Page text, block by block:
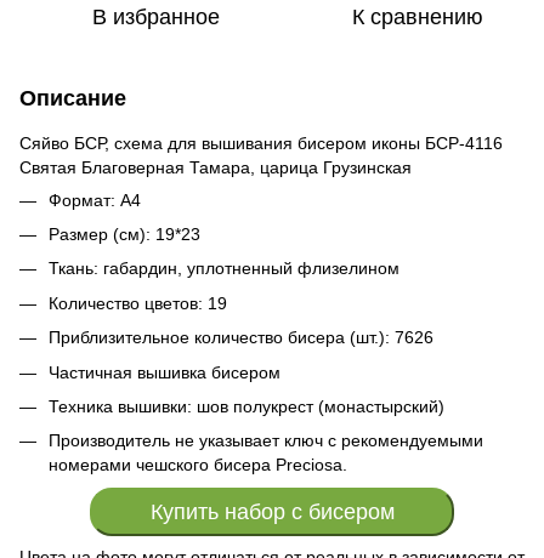
В избранное К сравнению
Описание
Сяйво БСР, схема для вышивания бисером иконы БСР-4116
Святая Благоверная Тамара, царица Грузинская
Формат: А4
Размер (см): 19*23
Ткань: габардин, уплотненный флизелином
Количество цветов: 19
Приблизительное количество бисера (шт.): 7626
Частичная вышивка бисером
Техника вышивки: шов полукрест (монастырский)
Производитель не указывает ключ с рекомендуемыми
номерами чешского бисера Preciosa.
Купить набор с бисером